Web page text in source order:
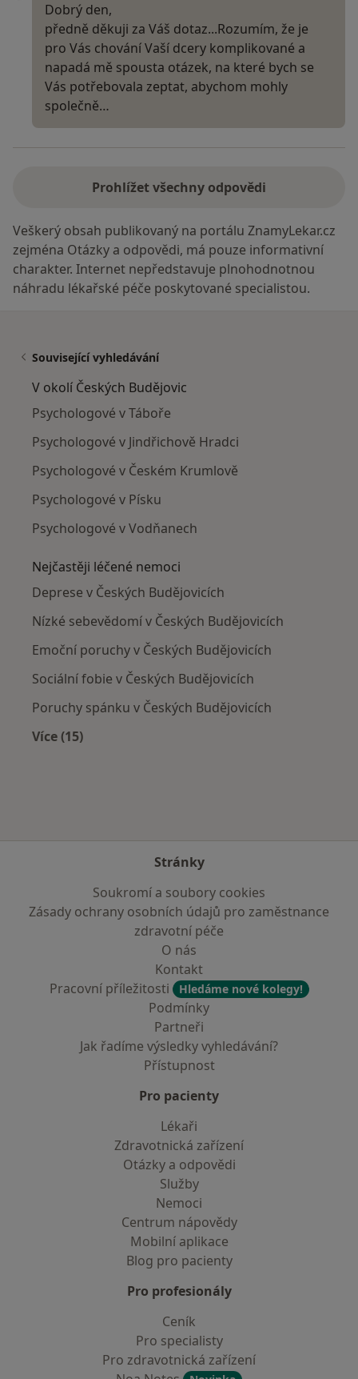
Dobrý den,
předně děkuji za Váš dotaz...Rozumím, že je
pro Vás chování Vaší dcery komplikované a
napadá mě spousta otázek, na které bych se
Vás potřebovala zeptat, abychom mohly
společně…
Prohlížet všechny odpovědi
Veškerý obsah publikovaný na portálu ZnamyLekar.cz
zejména Otázky a odpovědi, má pouze informativní
charakter. Internet nepředstavuje plnohodnotnou
náhradu lékařské péče poskytované specialistou.
Související vyhledávání
V okolí Českých Budějovic
Psychologové v Táboře
Psychologové v Jindřichově Hradci
Psychologové v Českém Krumlově
Psychologové v Písku
Psychologové v Vodňanech
Nejčastěji léčené nemoci
Deprese v Českých Budějovicích
Nízké sebevědomí v Českých Budějovicích
Emoční poruchy v Českých Budějovicích
Sociální fobie v Českých Budějovicích
Poruchy spánku v Českých Budějovicích
Více (15)
Stránky
Soukromí a soubory cookies
Zásady ochrany osobních údajů pro zaměstnance
zdravotní péče
O nás
Kontakt
Pracovní příležitosti
Hledáme nové kolegy!
Podmínky
Partneři
Jak řadíme výsledky vyhledávání?
Přístupnost
Pro pacienty
Lékaři
Zdravotnická zařízení
Otázky a odpovědi
Služby
Nemoci
Centrum nápovědy
Mobilní aplikace
Blog pro pacienty
Pro profesionály
Ceník
Pro specialisty
Pro zdravotnická zařízení